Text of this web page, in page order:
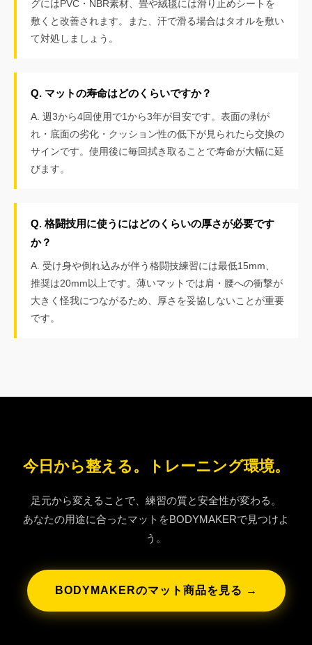
グにはPVC・NBR素材、畳や絨毯には滑り止めシートを
敷くと改善されます。また、汗で滑る場合はタオルを敷い
て対処しましょう。
Q. マットの寿命はどのくらいですか？
A. 週3から4回使用で1から3年が目安です。表面の剥が
れ・底面の劣化・クッション性の低下が見られたら交換の
サインです。使用後に毎回拭き取ることで寿命が大幅に延
びます。
Q. 格闘技用に使うにはどのくらいの厚さが必要です
か？
A. 受け身や倒れ込みが伴う格闘技練習には最低15mm、
推奨は20mm以上です。薄いマットでは肩・腰への衝撃が
大きく怪我につながるため、厚さを妥協しないことが重要
です。
今日から整える。トレーニング環境。
足元から変えることで、練習の質と安全性が変わる。
あなたの用途に合ったマットをBODYMAKERで見つけよ
う。
BODYMAKERのマット商品を見る →